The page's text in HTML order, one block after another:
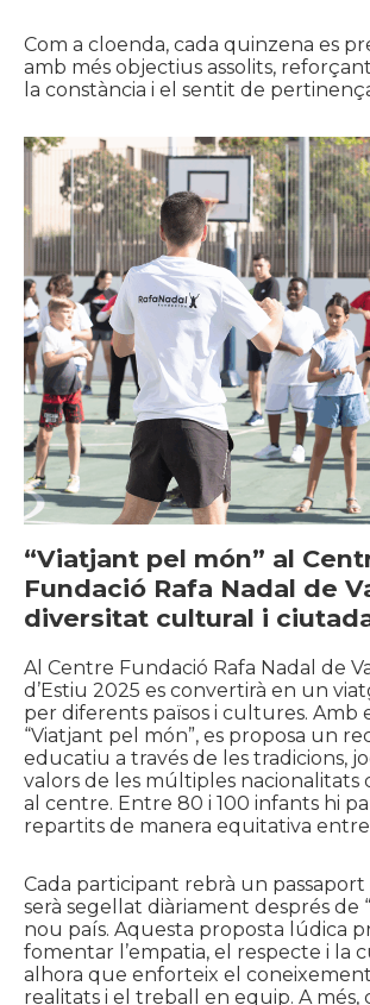
Com a cloenda, cada quinzena es
amb més objectius assolits,
la constància i el sentit de
“Viatjant pel món” al
Fundació Rafa Nadal de
diversitat cultural i
Al Centre Fundació Rafa Nadal de
d’Estiu 2025 es convertirà en un
per diferents països i cultures. Amb
“Viatjant pel món”, es proposa un
educatiu a través de les tradicions,
valors de les múltiples nacionalitats
al centre. Entre 80 i 100 infants hi
repartits de manera equitativa entre
Cada participant rebrà un
serà segellat diàriament després de
nou país. Aquesta proposta lúdica
fomentar l’empatia, el respecte i la
alhora que enforteix el
realitats i el treball en equip. A més,